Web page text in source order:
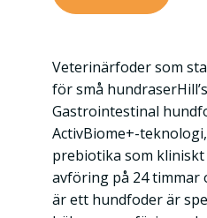
Veterinärfoder som
för små
Gastrointestinal
ActivBiome+-
prebiotika som
avföring på 24 timmar
är ett hundfoder är